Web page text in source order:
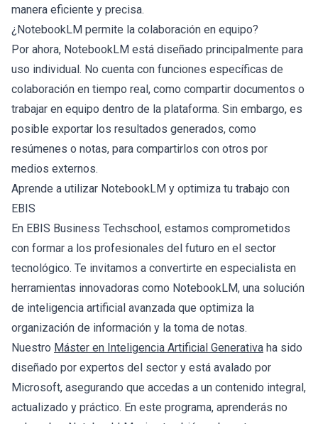
manera eficiente y precisa.
¿NotebookLM permite la colaboración en equipo?
Por ahora, NotebookLM está diseñado principalmente para
uso individual. No cuenta con funciones específicas de
colaboración en tiempo real, como compartir documentos o
trabajar en equipo dentro de la plataforma. Sin embargo, es
posible exportar los resultados generados, como
resúmenes o notas, para compartirlos con otros por
medios externos.
Aprende a utilizar NotebookLM y optimiza tu trabajo con
EBIS
En EBIS Business Techschool, estamos comprometidos
con formar a los profesionales del futuro en el sector
tecnológico. Te invitamos a convertirte en especialista en
herramientas innovadoras como NotebookLM, una solución
de inteligencia artificial avanzada que optimiza la
organización de información y la toma de notas.
Nuestro Máster en Inteligencia Artificial Generativa ha sido
diseñado por expertos del sector y está avalado por
Microsoft, asegurando que accedas a un contenido integral,
actualizado y práctico. En este programa, aprenderás no